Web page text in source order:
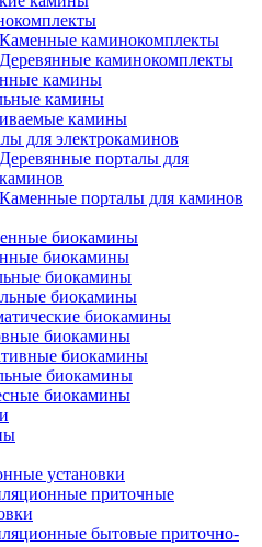
Каменные каминокомплекты
Деревянные каминокомплекты
камины
камины
камины
для электрокаминов
Деревянные порталы для
каминов
Каменные порталы для каминов
биокамины
биокамины
биокамины
биокамины
биокамины
биокамины
биокамины
биокамины
биокамины
установки
приточные
бытовые приточно-